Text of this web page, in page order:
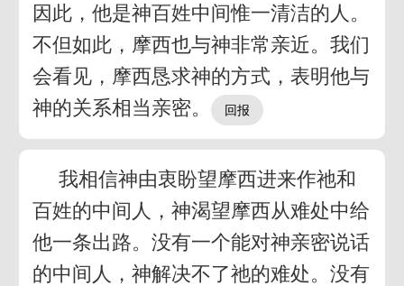
因此，他是神百姓中间惟一清洁的人。
不但如此，摩西也与神非常亲近。我们
会看见，摩西恳求神的方式，表明他与
神的关系相当亲密。
我相信神由衷盼望摩西进来作祂和
百姓的中间人，神渴望摩西从难处中给
他一条出路。没有一个能对神亲密说话
的中间人，神解决不了祂的难处。没有